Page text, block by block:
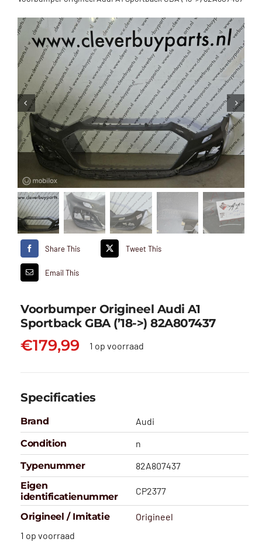
Share This Tweet This
Email This
Voorbumper Origineel Audi A1
Sportback GBA (’18->) 82A807437
€179,99 1 op voorraad
Specificaties
Brand
Audi
Condition
n
Typenummer
82A807437
Eigen
identificatienummer
CP2377
Origineel / Imitatie
Origineel
1 op voorraad